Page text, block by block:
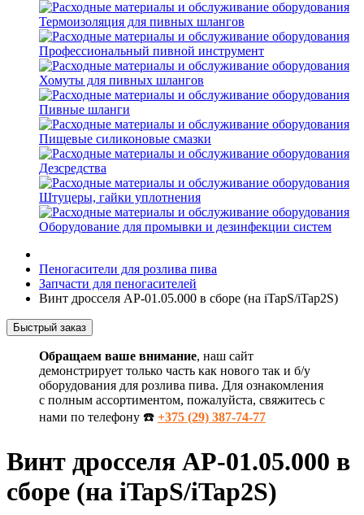
Термоизоляция для пивных шлангов
Профессиональный пивной инструмент
Хомуты для пивных шлангов
Пивные шланги
Пищевые силиконовые смазки
Дезсредства
Штуцеры, гайки уплотнения
Оборудование для промывки и дезинфекции систем
Пеногасители для розлива пива
Запчасти для пеногасителей
Винт дросселя АР-01.05.000 в сборе (на iTapS/iTap2S)
Быстрый заказ
Обращаем ваше внимание, наш сайт
демонстрирует только часть как нового так и б/у
оборудования для розлива пива. Для ознакомления
с полным ассортиментом, пожалуйста, свяжитесь с
нами по телефону ☎️ +375 (29) 387-74-77
Винт дросселя АР-01.05.000 в
сборе (на iTapS/iTap2S)